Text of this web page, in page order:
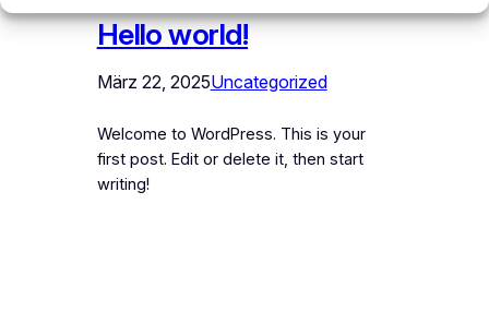
Hello world!
März 22, 2025Uncategorized
Welcome to WordPress. This is your
first post. Edit or delete it, then start
writing!